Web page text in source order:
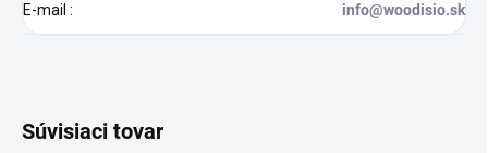
Súvisiaci tovar
E-mail : info@woodisio.sk